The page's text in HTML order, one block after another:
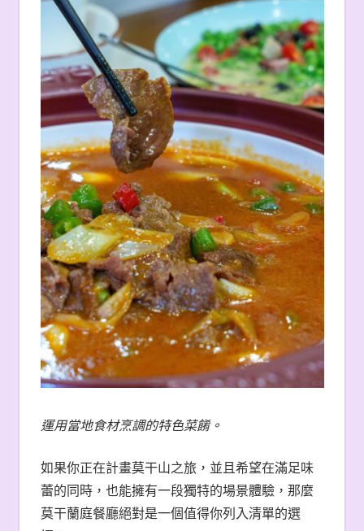
運用當地食材烹調的特色菜餚。
如果你正在計畫莫干山之旅，並且希望在滿足味
蕾的同時，也能擁有一段獨特的場景體驗，那麼
莫干蘭庭餐廳絕對是一個值得你列入清單的選